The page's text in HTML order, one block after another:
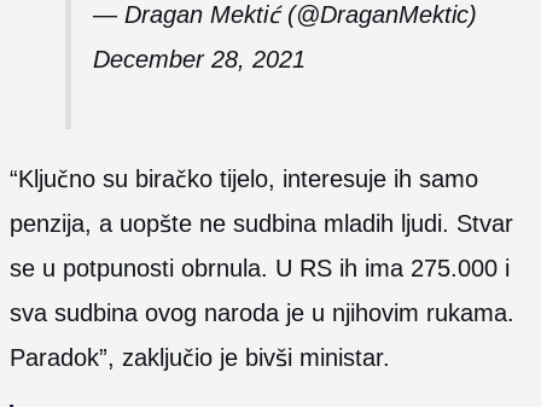
— Dragan Mektić (@DraganMektic)
December 28, 2021
“Ključno su biračko tijelo, interesuje ih samo
penzija, a uopšte ne sudbina mladih ljudi. Stvar
se u potpunosti obrnula. U RS ih ima 275.000 i
sva sudbina ovog naroda je u njihovim rukama.
Paradok”, zaključio je bivši ministar.